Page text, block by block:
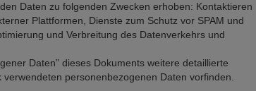
Daten zu folgenden Zwecken erhoben: Kontaktieren
Plattformen, Dienste zum Schutz vor SPAM und
und Verbreitung des Datenverkehrs und
Daten” dieses Dokuments weitere detaillierte
personenbezogenen Daten vorfinden.